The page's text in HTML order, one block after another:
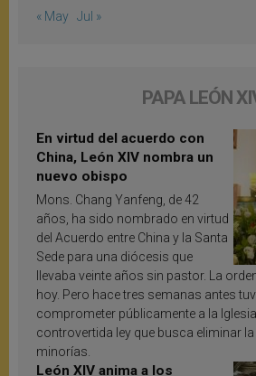
« May Jul »
PAPA LEÓN
En virtud del acuerdo con
China, León XIV nombra un
nuevo obispo
Mons. Chang Yanfeng, de 42
años, ha sido nombrado en virtud
del Acuerdo entre China y la Santa
Sede para una diócesis que
llevaba veinte años sin pastor. La
hoy. Pero hace tres semanas antes
comprometer públicamente a la
controvertida ley que busca eliminar
minorías.
León XIV anima a los